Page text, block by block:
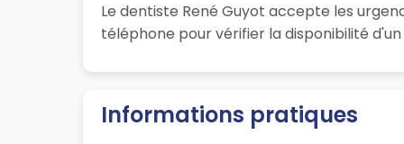
Le dentiste René Guyot accepte les
téléphone pour vérifier la disponibilité
Informations pratiques